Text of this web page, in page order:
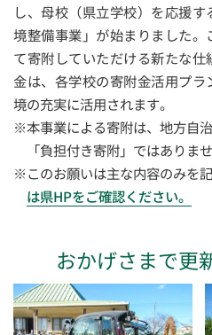
し、母校（県立学校）を応援
境整備事業」が始まりました
て寄附していただける新たな
金は、各学校の寄附金活用プ
境の充実に活用されます。
※本事業による寄附は、地方自
「負担付き寄附」ではありませ
※このお願いは主な内容のみを記
は県HPをご確認ください。
おかげさまで更